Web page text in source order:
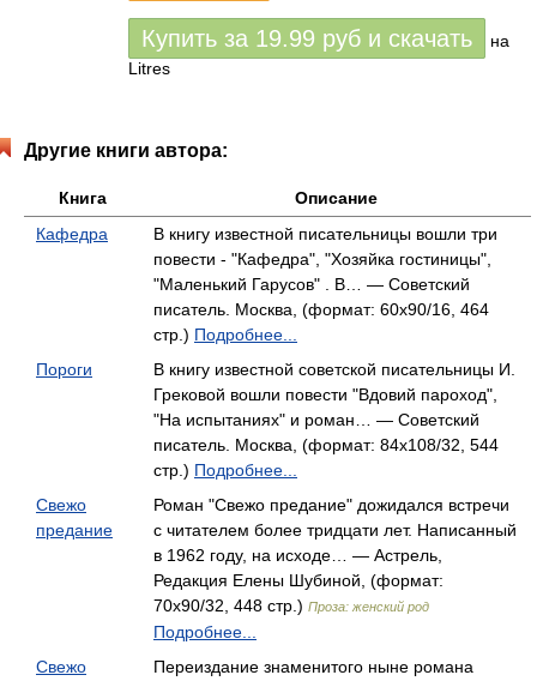
Купить за 19.99 руб и скачать
на
Litres
Другие книги автора:
Книга
Описание
Кафедра
В книгу известной писательницы вошли три
повести - "Кафедра", "Хозяйка гостиницы",
"Маленький Гарусов" . В… — Советский
писатель. Москва, (формат: 60x90/16, 464
стр.) Подробнее...
Пороги
В книгу известной советской писательницы И.
Грековой вошли повести "Вдовий пароход",
"На испытаниях" и роман… — Советский
писатель. Москва, (формат: 84x108/32, 544
стр.) Подробнее...
Свежо
предание
Роман "Свежо предание" дожидался встречи
с читателем более тридцати лет. Написанный
в 1962 году, на исходе… — Астрель,
Редакция Елены Шубиной, (формат:
70x90/32, 448 стр.) Проза: женский род
Подробнее...
Свежо
Переиздание знаменитого ныне романа